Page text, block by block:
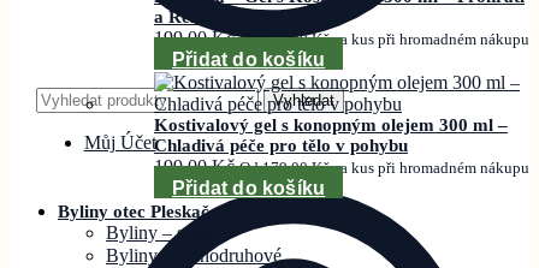
Hledat: Vyhledat
Můj Účet
a Relaxace
199,00Kč Od179,00Kčza kus při hromadném nákupu
Přidat do košíku
Kostivalový gel s konopným olejem 300 ml –
Chladivá péče pro tělo v pohybu
199,00Kč Od179,00Kčza kus při hromadném nákupu
Přidat do košíku
Byliny otec Pleskač
Byliny – směsi
Byliny – jednodruhové